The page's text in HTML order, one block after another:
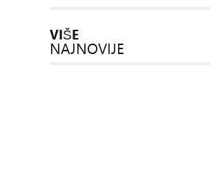
VIŠE
NAJNOVIJE